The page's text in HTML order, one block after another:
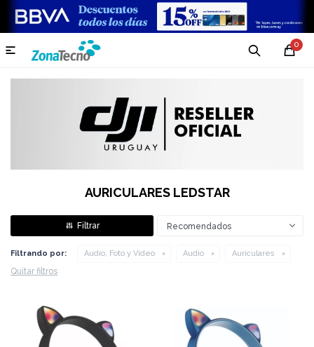
0

AURICULARES LEDSTAR
Recomendados
Filtrando por: Audio, Foto y Video Audio Auriculares
Quitar filtros